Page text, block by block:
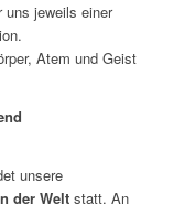
uns jeweils einer
Atem und Geist
unsere
der Weltstatt. An